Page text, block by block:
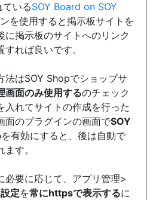
いるSOY Board on SOY
を使用すると掲示板サイトを
に掲示板のサイトへのリンク
れば良いです。
法はSOY Shopでショップサ
画面のみ使用するのチェック
入れてサイトの作成を行った
面のプラグインの画面でSOY
を有効にすると、後は自動で
す。
必要に応じて、アプリ管理>
定を常にhttpsで表示するに